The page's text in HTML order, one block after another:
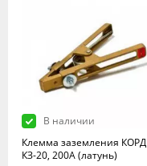
В наличии
Клемма заземления КОРД
КЗ-20, 200А (латунь)